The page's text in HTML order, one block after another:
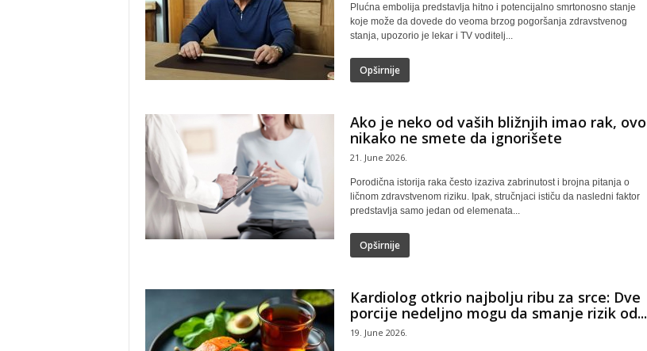
Plućna embolija predstavlja hitno i potencijalno smrtonosno stanje
koje može da dovede do veoma brzog pogoršanja zdravstvenog
stanja, upozorio je lekar i TV voditelj...
Opširnije
Ako je neko od vaših bližnjih imao rak, ovo
nikako ne smete da ignorišete
21. June 2026.
Porodična istorija raka često izaziva zabrinutost i brojna pitanja o
ličnom zdravstvenom riziku. Ipak, stručnjaci ističu da nasledni faktor
predstavlja samo jedan od elemenata...
Opširnije
Kardiolog otkrio najbolju ribu za srce: Dve
porcije nedeljno mogu da smanje rizik od...
19. June 2026.